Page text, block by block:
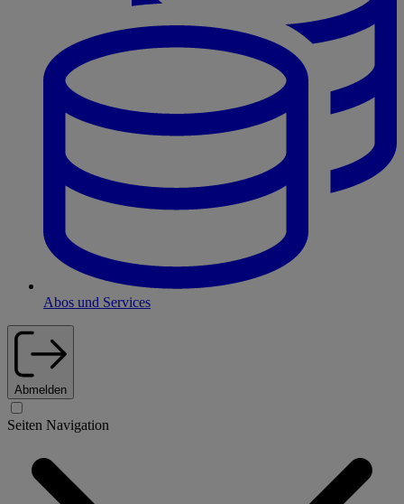
Abos und Services
Abmelden
Seiten Navigation